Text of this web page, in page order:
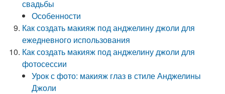
свадьбы
Особенности
Как создать макияж под анджелину джоли для
ежедневного использования
Как создать макияж под анджелину джоли для
фотосессии
Урок с фото: макияж глаз в стиле Анджелины
Джоли